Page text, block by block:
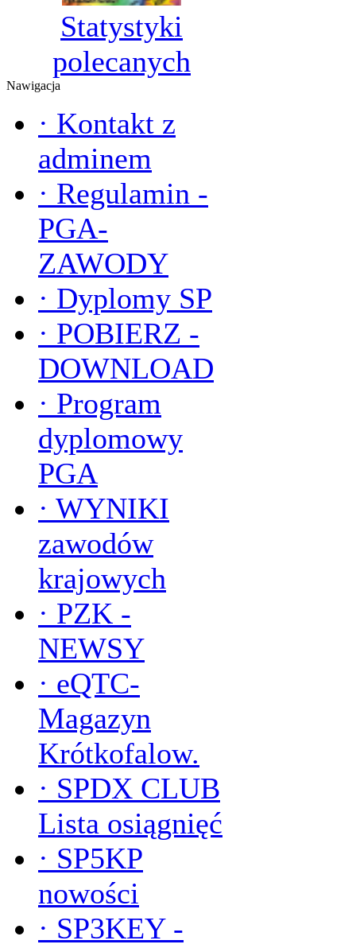
Statystyki
polecanych
Nawigacja
· Kontakt z
adminem
· Regulamin -
PGA-
ZAWODY
· Dyplomy SP
· POBIERZ -
DOWNLOAD
· Program
dyplomowy
PGA
· WYNIKI
zawodów
krajowych
· PZK -
NEWSY
· eQTC-
Magazyn
Krótkofalow.
· SPDX CLUB
Lista osiągnięć
· SP5KP
nowości
· SP3KEY -